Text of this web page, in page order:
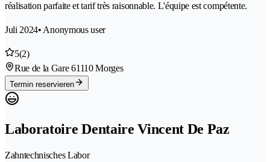
réalisation parfaite et tarif très raisonnable. L'équipe est compétente.
Juli 2024• Anonymous user
5(2)
Rue de la Gare 61110 Morges
Termin reservieren
Laboratoire Dentaire Vincent De Paz
Zahntechnisches Labor